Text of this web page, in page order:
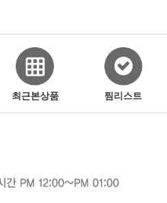
최근본상품 찜리스트